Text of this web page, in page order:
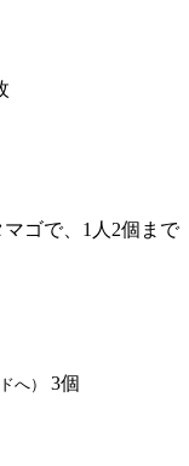
ゴで、1人2個まで
へ）
3個